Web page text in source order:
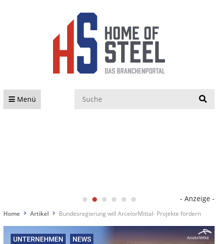
Menü
- Anzeige -
Home Artikel Bundesregierung will ArcelorMittal- Projekte fördern
UNTERNEHMEN NEWS